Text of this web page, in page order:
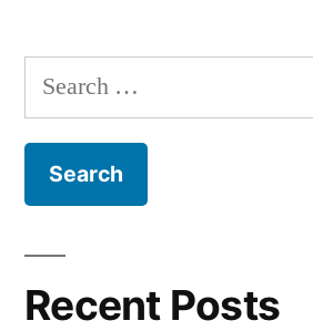
Search
for:
Recent Posts